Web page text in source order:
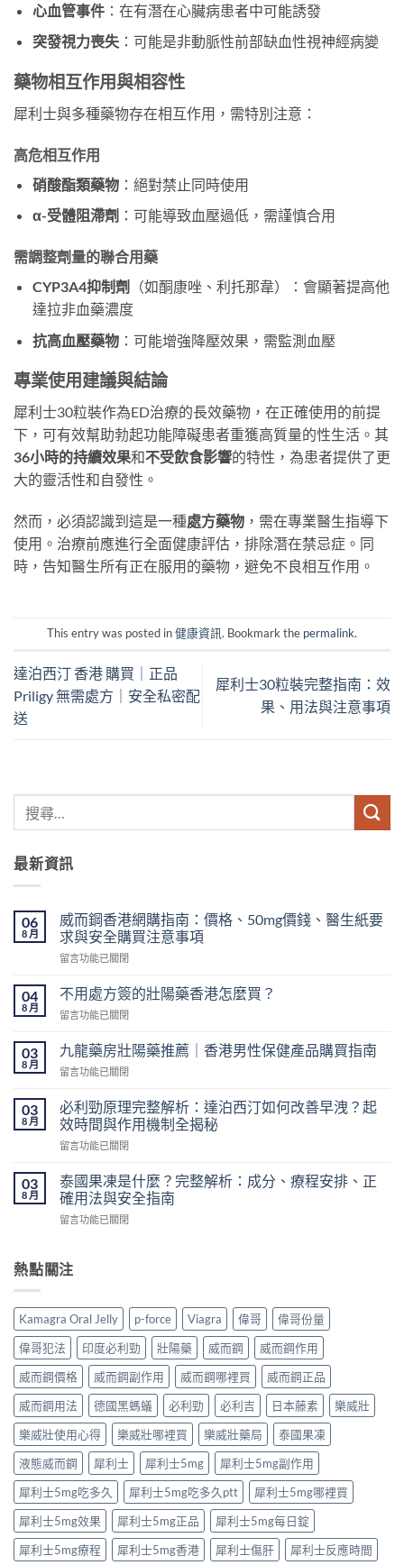
心血管事件：在有潛在心臟病患者中可能誘發
突發視力喪失：可能是非動脈性前部缺血性視神經病變
藥物相互作用與相容性
犀利士與多種藥物存在相互作用，需特別注意：
高危相互作用
硝酸酯類藥物：絕對禁止同時使用
α-受體阻滯劑 ：可能導致血壓過低，需謹慎合用
需調整劑量的聯合用藥
CYP3A4抑制劑
（如酮康唑、利托那韋）：會顯著提高他
達拉非血藥濃度
抗高血壓藥物：可能增強降壓效果，需監測血壓
專業使用建議與結論
犀利士30粒裝作為ED治療的長效藥物，在正確使用的前提
下，可有效幫助勃起功能障礙患者重獲高質量的性生活。其
36小時的持續效果和不受飲食影響的特性，為患者提供了更
大的靈活性和自發性。
然而，必須認識到這是一種處方藥物 ，需在專業醫生指導下
使用。治療前應進行全面健康評估，排除潛在禁忌症。同
時，告知醫生所有正在服用的藥物，避免不良相互作用。
This entry was posted in健康資訊. Bookmark the permalink.
達泊西汀 香港 購買｜正品
Priligy 無需處方｜安全私密配
送
犀利士30粒裝完整指南：效
果、用法與注意事項
最新資訊
06
8 月
威而鋼香港網購指南：價格、50mg價錢、醫生紙要
求與安全購買注意事項
在
而
鋼
香
網
購
指
價
格、
50mg
錢、
醫
生
紙
與
安
購
買
注
意
事
項〉
中
留言功能已關閉
04
8 月
不用處方簽的壯陽藥香港怎麼買？
在
用
處
方
的
壯
藥
港
怎
麼
買？〉
留言功能已關閉
03
8 月
九龍藥房壯陽藥推薦｜香港男性保健產品購買指南
在
龍
藥
房
壯
藥
推
薦
｜
男
健
產
品
購
買
指
南〉
中
留言功能已關閉
03
8 月
必利勁原理完整解析：達泊西汀如何改善早洩？起
效時間與作用機制全揭秘
在
利
勁
原
理
解
西
汀
如
何
改
善
早
洩？
起
效
時
間
與
作
用
機
留言功能已關閉
03
8 月
泰國果凍是什麼？完整解析：成分、療程安排、正
確用法與安全指南
在
果
凍
什
麼？
完
整
解
析：
成
分、
療
程
安
排、
正
確
用
法
與
留言功能已關閉
熱點關注
Kamagra Oral Jelly p-force Viagra 偉哥
偉哥份量
偉哥犯法
印度必利勁 壯陽藥 威而鋼
威而鋼作用
威而鋼價格
威而鋼副作用 威而鋼哪裡買
威而鋼正品
威而鋼用法
德國黑螞蟻 必利勁 必利吉 日本藤素
樂威壯
樂威壯使用心得
樂威壯哪裡買 樂威壯藥局
泰國果凍
液態威而鋼
犀利士 犀利士5mg
犀利士5mg副作用
犀利士5mg吃多久
犀利士5mg吃多久ptt
犀利士5mg哪裡買
犀利士5mg效果
犀利士5mg正品
犀利士5mg每日錠
犀利士5mg療程
犀利士5mg香港 犀利士傷肝 犀利士反應時間